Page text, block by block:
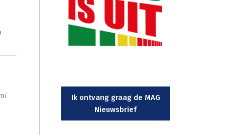
Ik ontvang graag de MAG
Nieuwsbrief